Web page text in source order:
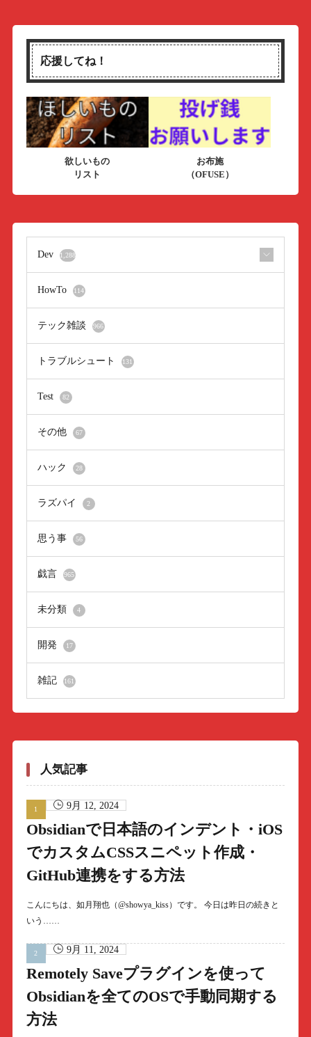
応援してね！
欲しいもの
リスト
お布施
（OFUSE）
Dev 1,288
HowTo 114
テック雑談 966
トラブルシュート 131
Test 82
その他 67
ハック 28
ラズパイ 2
思う事 56
戯言 965
未分類 4
開発 17
雑記 161
人気記事
9月 12, 2024
Obsidianで日本語のインデント・iOS
でカスタムCSSスニペット作成・
GitHub連携をする方法
こんにちは、如月翔也（@showya_kiss）です。 今日は昨日の続きと
いう……
9月 11, 2024
Remotely Saveプラグインを使って
Obsidianを全てのOSで手動同期する
方法